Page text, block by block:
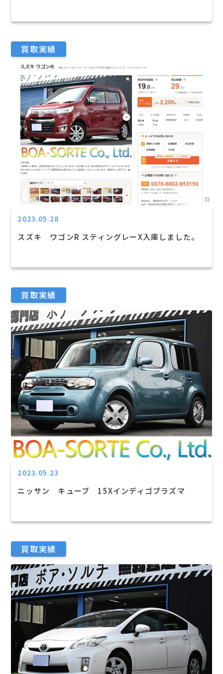
買取実績
2023.05.28
スズキ ワゴンR スティングレーX入庫しました。
買取実績
2023.05.23
ニッサン キューブ 15Xインディゴプラズマ
買取実績